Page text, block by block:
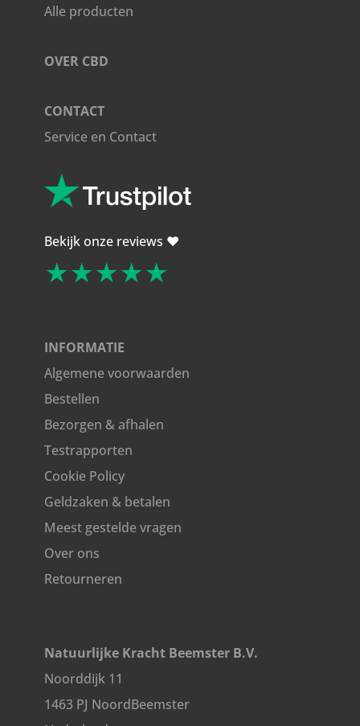
Alle producten
OVER CBD
CONTACT
Service en Contact
Bekijk onze reviews ❤️
★★★★★
INFORMATIE
Algemene voorwaarden
Bestellen
Bezorgen & afhalen
Testrapporten
Cookie Policy
Geldzaken & betalen
Meest gestelde vragen
Over ons
Retourneren
Natuurlijke Kracht Beemster B.V.
Noorddijk 11
1463 PJ NoordBeemster